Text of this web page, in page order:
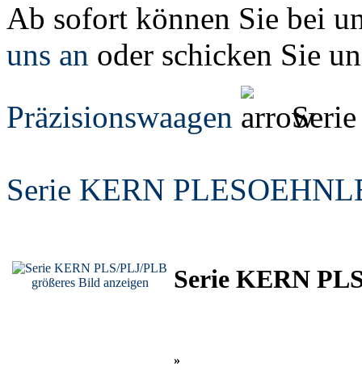
Ab sofort können Sie bei
uns an oder schicken Sie
Präzisionswaagen
Serie KERN PLE
größeres Bild anzeigen Serie KERN
»